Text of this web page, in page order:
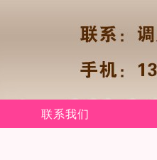
联系我们